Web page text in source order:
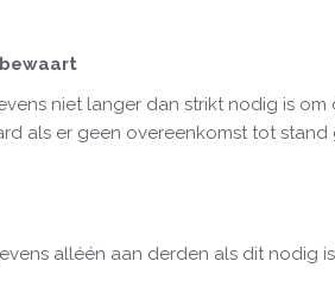
niet langer dan strikt nodig is
als er geen overeenkomst tot stand
alléén aan derden als dit nodig